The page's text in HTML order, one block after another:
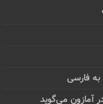
فارسی
آمازون می‌گوید